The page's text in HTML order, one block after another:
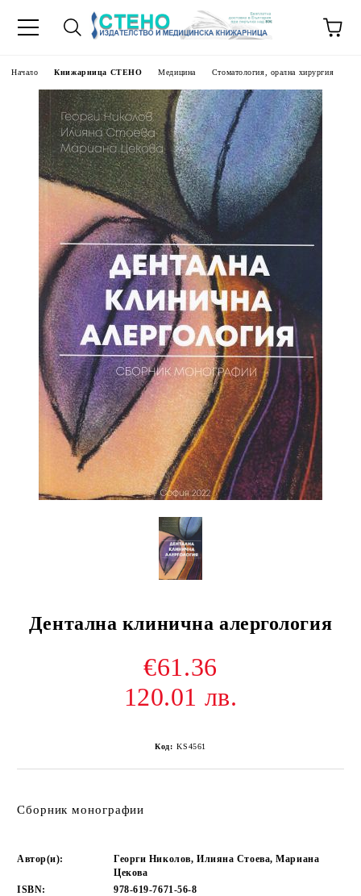
Начало Книжарница СТЕНО Медицина Стоматология, орална хирургия
Дентална клинична алергология
€61.36
120.01 лв.
Код: KS4561
Сборник монографии
Автор(и):
Георги Николов, Илияна Стоева, Мариана
Цекова
ISBN:
978-619-7671-56-8